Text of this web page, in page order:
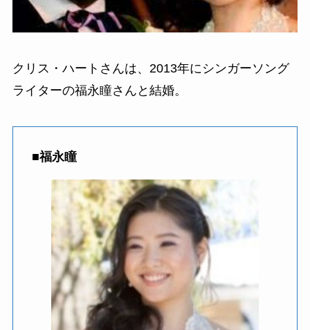
クリス・ハートさんは、2013年にシンガーソング
ライターの福永瞳さんと結婚。
■福永瞳